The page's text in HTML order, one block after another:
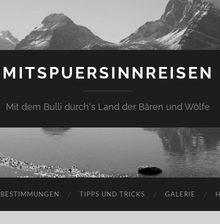
MITSPUERSINNREISEN
Mit dem Bulli durch's Land der Bären und Wölfe
TIPPS UND TRICKS GALERIE